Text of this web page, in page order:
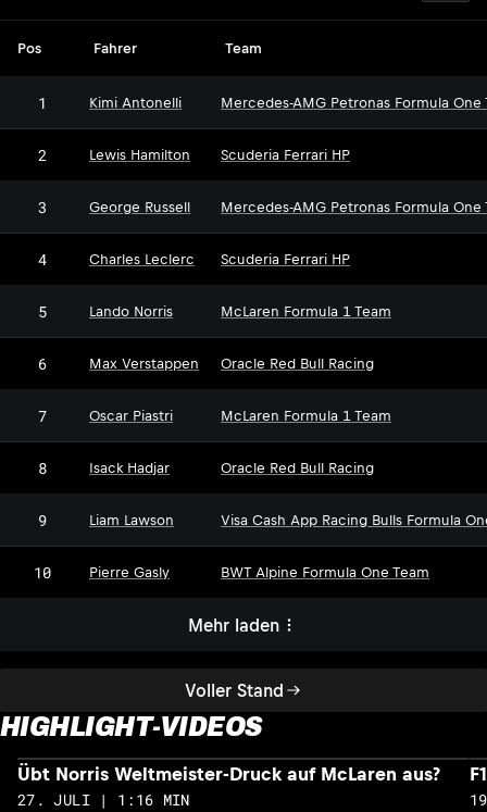
Voller Stand
Pos Fahrer Team
1 Kimi Antonelli Mercedes-AMG Petronas Formula One
2 Lewis Hamilton Scuderia Ferrari HP
3 George Russell Mercedes-AMG Petronas Formula One
4 Charles Leclerc Scuderia Ferrari HP
5 Lando Norris McLaren Formula 1 Team
6 Max Verstappen Oracle Red Bull Racing
7 Oscar Piastri McLaren Formula 1 Team
8 Isack Hadjar Oracle Red Bull Racing
9 Liam Lawson Visa Cash App Racing Bulls Formula
10 Pierre Gasly BWT Alpine Formula One Team
Mehr laden
HIGHLIGHT-VIDEOS
Übt Norris Weltmeister-Druck auf McLaren aus?
27. JULI | 1:16 MIN